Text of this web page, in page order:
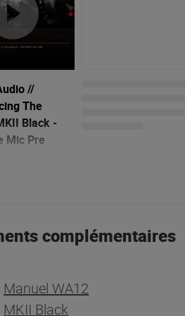
//
The
Black -
Mic Pre
complémentaires
Manuel WA12
MKII Black